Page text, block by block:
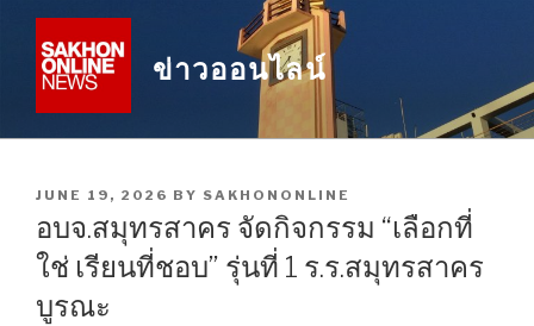
content
ข่าวออนไลน์
POSTED
JUNE 19, 2026 BY SAKHONONLINE
อบจ.สมุทรสาคร จัดกิจกรรม “เลือกที่
ใช่ เรียนที่ชอบ” รุ่นที่ 1 ร.ร.สมุทรสาคร
บูรณะ